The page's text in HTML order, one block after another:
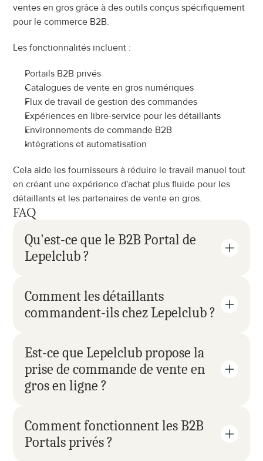
ventes en gros grâce à des outils conçus spécifiquement
pour le commerce B2B.
Les fonctionnalités incluent :
Portails B2B privés
Catalogues de vente en gros numériques
Flux de travail de gestion des commandes
Expériences en libre-service pour les détaillants
Environnements de commande B2B
Intégrations et automatisation
Cela aide les fournisseurs à réduire le travail manuel tout
en créant une expérience d'achat plus fluide pour les
détaillants et les partenaires de vente en gros.
FAQ
Qu'est-ce que le B2B Portal de
Lepelclub ?
Comment les détaillants
commandent-ils chez Lepelclub ?
Est-ce que Lepelclub propose la
prise de commande de vente en
gros en ligne ?
Comment fonctionnent les B2B
Portals privés ?